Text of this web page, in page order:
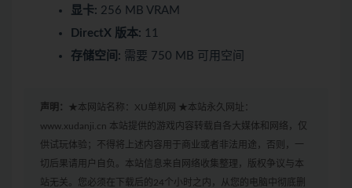
显卡: 256 MB VRAM
DirectX 版本: 11
存储空间: 需要 750 MB 可用空间
声明： ★本网站名称：XU单机网 ★本站永久网址：
www.xudanji.cn 本站提供的游戏内容转载自各大媒体和网络，仅
供试玩体验；不得将上述内容用于商业或者非法用途，否则，一
切后果请用户自负。本站信息来自网络收集整理，版权争议与本
站无关。您必须在下载后的24个小时之内，从您的电脑中彻底删